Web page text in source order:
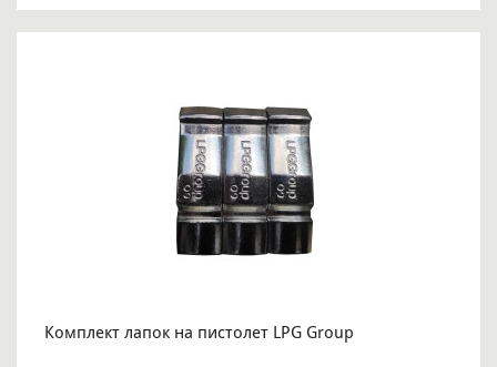
Комплект лапок на пистолет LPG Group